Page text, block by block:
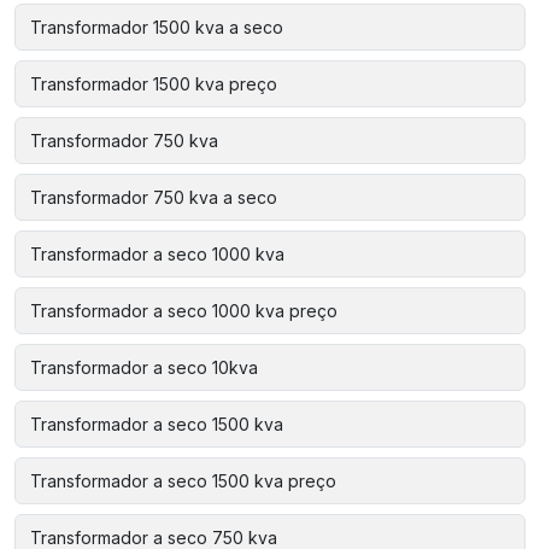
Transformador 1500 kva a seco
Transformador 1500 kva preço
Transformador 750 kva
Transformador 750 kva a seco
Transformador a seco 1000 kva
Transformador a seco 1000 kva preço
Transformador a seco 10kva
Transformador a seco 1500 kva
Transformador a seco 1500 kva preço
Transformador a seco 750 kva